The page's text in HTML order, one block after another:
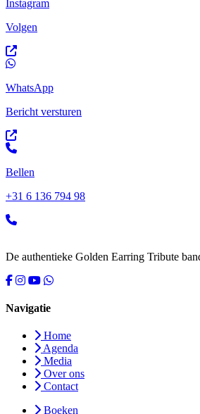
Instagram
Volgen
WhatsApp
Bericht versturen
Bellen
+31 6 136 794 98
De authentieke Golden Earring Tribute
Navigatie
Home
Agenda
Media
Over ons
Contact
Boeken